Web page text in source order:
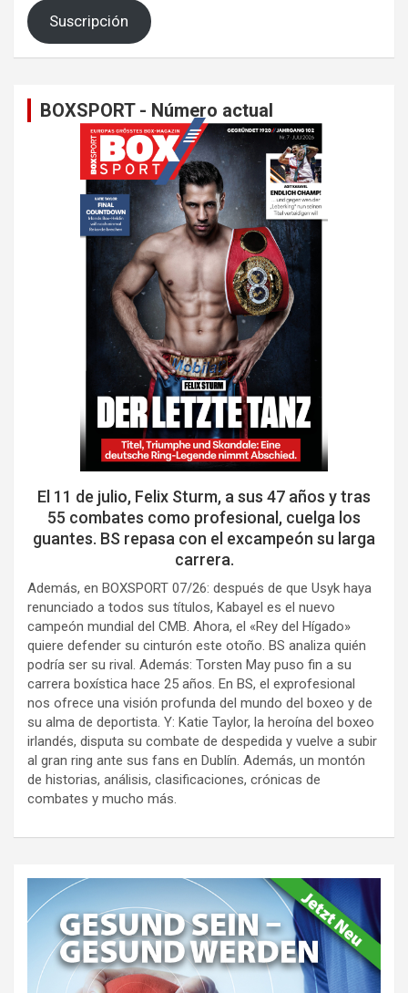
Suscripción
BOXSPORT - Número actual
El 11 de julio, Felix Sturm, a sus 47 años y tras
55 combates como profesional, cuelga los
guantes. BS repasa con el excampeón su larga
carrera.
Además, en BOXSPORT 07/26: después de que Usyk haya
renunciado a todos sus títulos, Kabayel es el nuevo
campeón mundial del CMB. Ahora, el «Rey del Hígado»
quiere defender su cinturón este otoño. BS analiza quién
podría ser su rival. Además: Torsten May puso fin a su
carrera boxística hace 25 años. En BS, el exprofesional
nos ofrece una visión profunda del mundo del boxeo y de
su alma de deportista. Y: Katie Taylor, la heroína del boxeo
irlandés, disputa su combate de despedida y vuelve a subir
al gran ring ante sus fans en Dublín. Además, un montón
de historias, análisis, clasificaciones, crónicas de
combates y mucho más.